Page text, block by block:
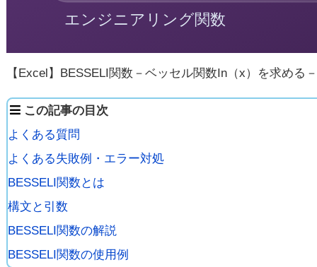
【Excel】BESSELI関数－ベッセル関数In（x）を求める－
この記事の目次
よくある質問
よくある失敗例・エラー対処
BESSELI関数とは
構文と引数
BESSELI関数の解説
BESSELI関数の使用例